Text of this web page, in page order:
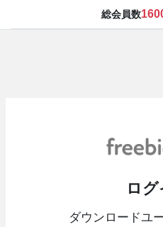
総会員数
ロ
ダウンロードユ